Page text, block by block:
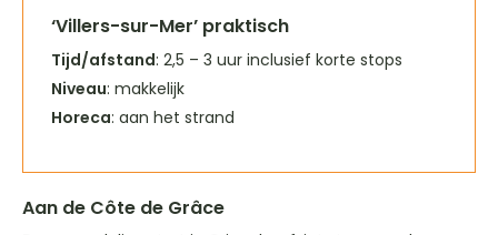
‘Villers-sur-Mer’ praktisch
Tijd/afstand: 2,5 – 3 uur inclusief korte stops
Niveau: makkelijk
Horeca: aan het strand
Aan de Côte de Grâce